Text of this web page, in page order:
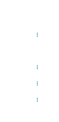
...
...
...
...